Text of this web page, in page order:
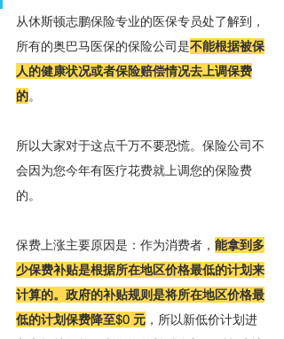
从休斯顿志鹏保险专业的医保专员处了解到，
所有的奥巴马医保的保险公司是不能根据被保
人的健康状况或者保险赔偿情况去上调保费
的。
所以大家对于这点千万不要恐慌。保险公司不
会因为您今年有医疗花费就上调您的保险费
的。
保费上涨主要原因是：作为消费者， 能拿到多
少保费补贴是根据所在地区价格最低的计划来
计算的。政府的补贴规则是将所在地区价格最
低的计划保费降至$0 元 ，所以新低价计划进